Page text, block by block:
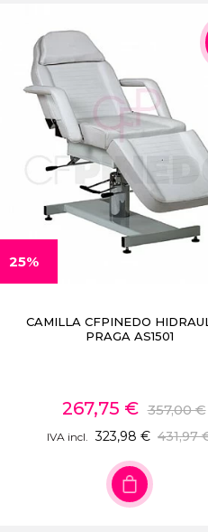
25%
CAMILLA CFPINEDO
PRAGA AS1501
267,75 € 357,00 €
IVA incl. 323,98 € 431,97